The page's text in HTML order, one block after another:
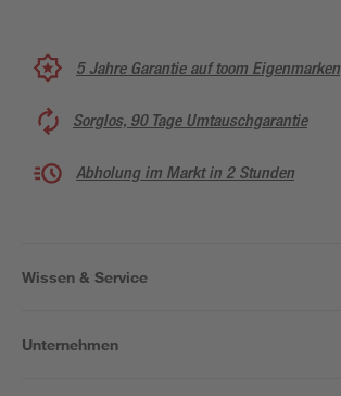
5 Jahre Garantie auf toom Eigenmarken
Sorglos, 90 Tage Umtauschgarantie
Abholung im Markt in 2 Stunden
Wissen & Service
Unternehmen